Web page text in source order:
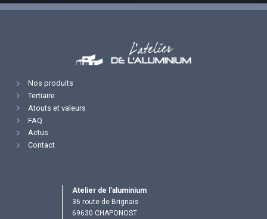
Nos produits
Tertiaire
Atouts et valeurs
FAQ
Actus
Contact
Atelier de l’aluminium
36 route de Brignais
69630 CHAPONOST